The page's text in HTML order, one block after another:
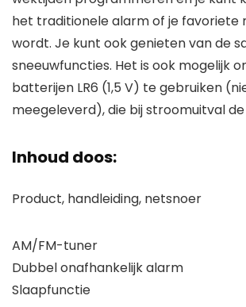
het traditionele alarm of je favoriete
wordt. Je kunt ook genieten van de
sneeuwfuncties. Het is ook mogelijk
batterijen LR6 (1,5 V) te gebruiken
meegeleverd), die bij stroomuitval
Inhoud doos:
Product, handleiding, netsnoer
AM/FM-tuner
Dubbel onafhankelijk alarm
Slaapfunctie